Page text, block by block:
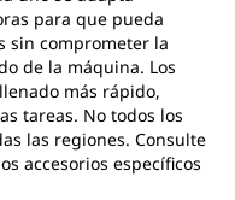
para que pueda
sin comprometer la
de la máquina. Los
más rápido,
tareas. No todos los
las regiones. Consulte
accesorios específicos